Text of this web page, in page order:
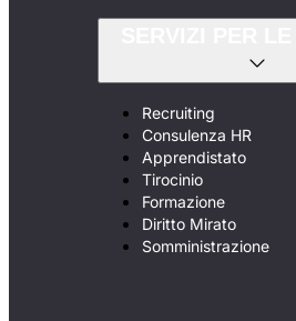
Recruiting
Consulenza HR
Apprendistato
Tirocinio
Formazione
Diritto Mirato
Somministrazione